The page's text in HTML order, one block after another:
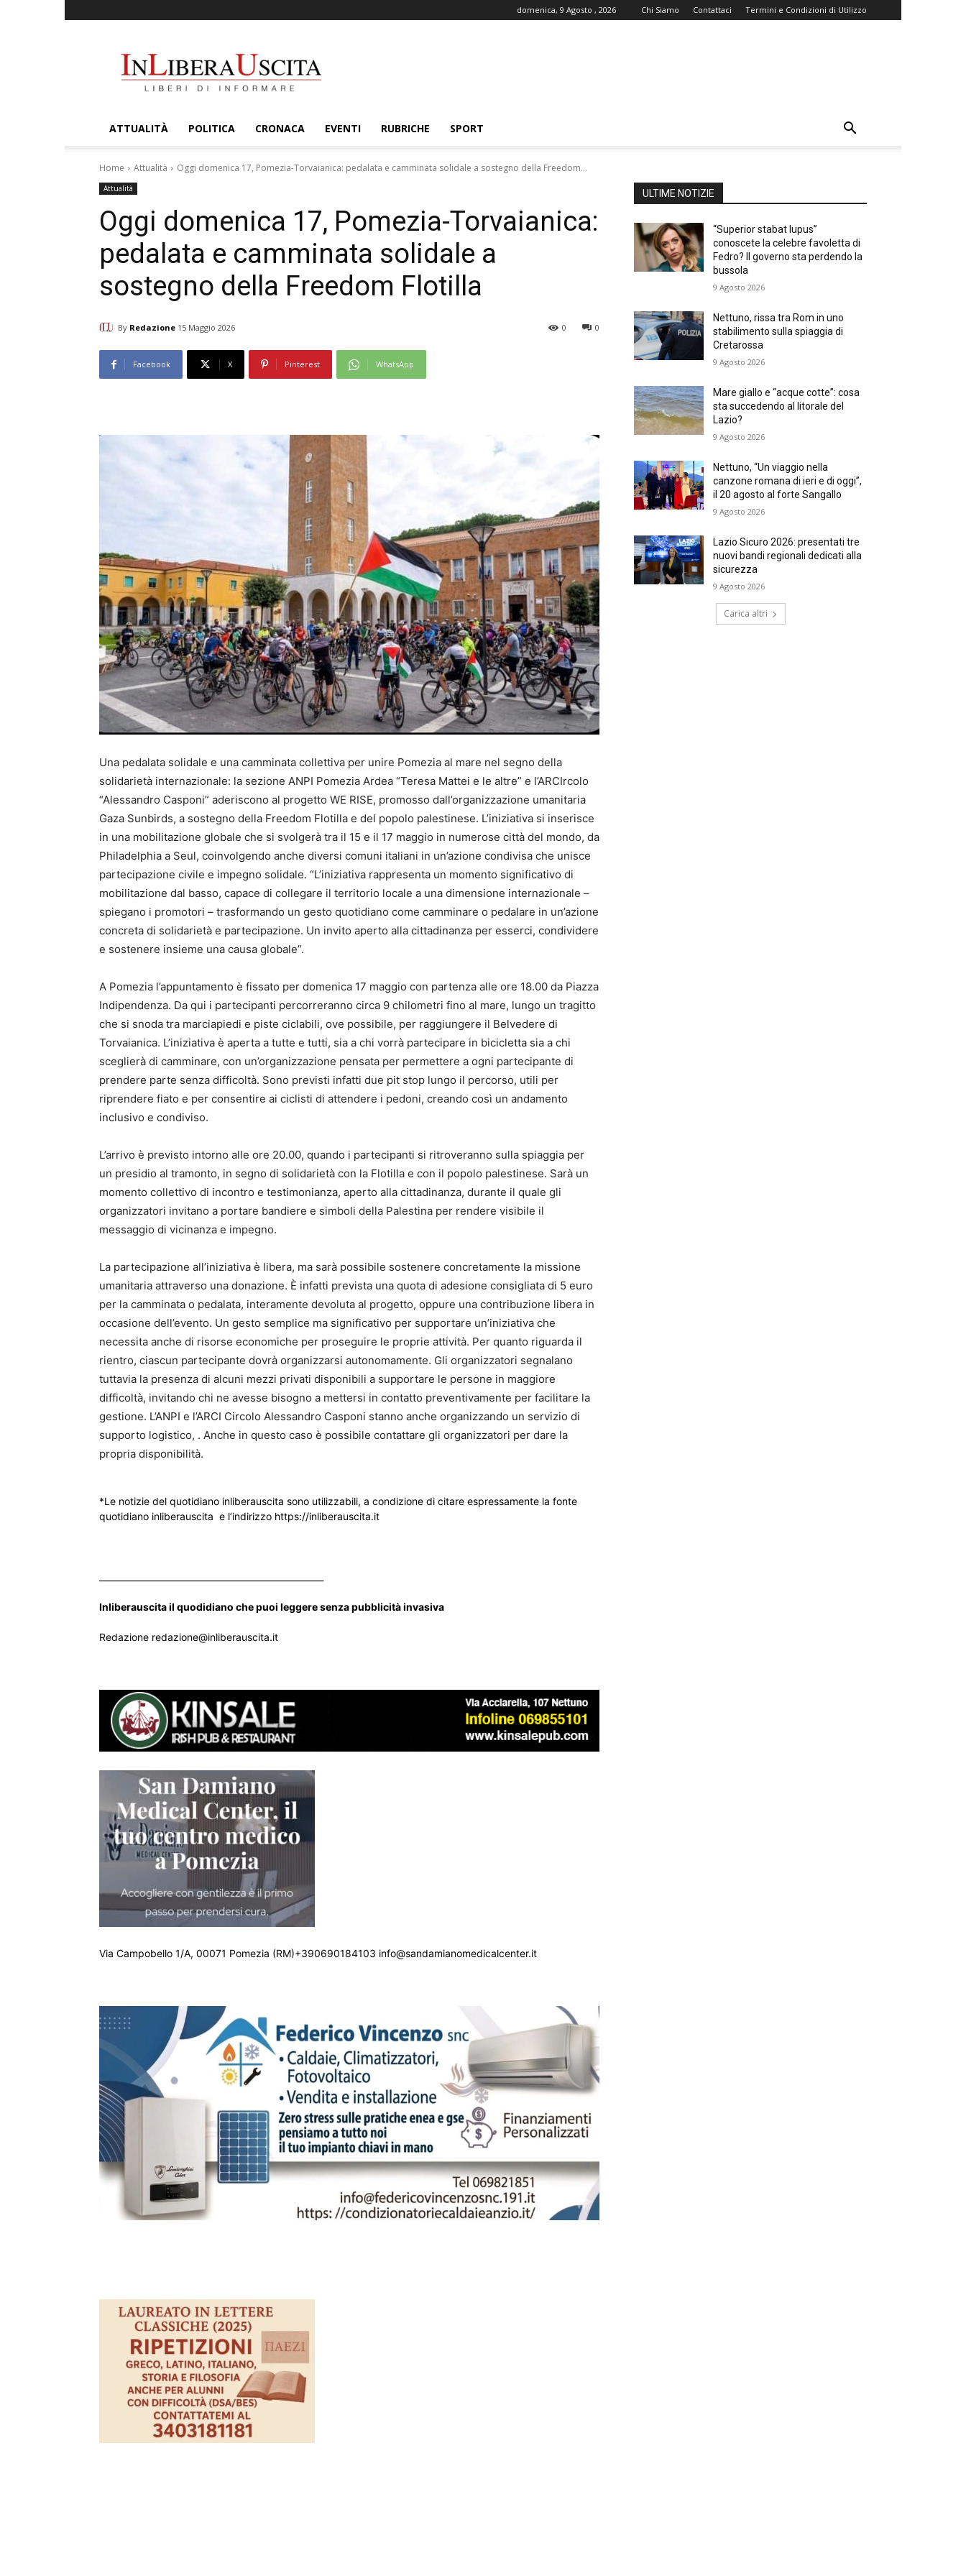
domenica, 9 Agosto , 2026 Chi Siamo Contattaci Termini e Condizioni di Utilizzo
ATTUALITÀ POLITICA CRONACA EVENTI RUBRICHE SPORT
Home Attualità Oggi domenica 17, Pomezia-Torvaianica: pedalata e camminata solidale a sostegno della Freedom...
Attualità
Oggi domenica 17, Pomezia-Torvaianica:
pedalata e camminata solidale a
sostegno della Freedom Flotilla
By Redazione 15 Maggio 2026 0
0
Facebook X Pinterest WhatsApp
Una pedalata solidale e una camminata collettiva per unire Pomezia al mare nel segno della
solidarietà internazionale: la sezione ANPI Pomezia Ardea “Teresa Mattei e le altre” e l’ARCIrcolo
“Alessandro Casponi” aderiscono al progetto WE RISE, promosso dall’organizzazione umanitaria
Gaza Sunbirds, a sostegno della Freedom Flotilla e del popolo palestinese. L’iniziativa si inserisce
in una mobilitazione globale che si svolgerà tra il 15 e il 17 maggio in numerose città del mondo, da
Philadelphia a Seul, coinvolgendo anche diversi comuni italiani in un’azione condivisa che unisce
partecipazione civile e impegno solidale. “L’iniziativa rappresenta un momento significativo di
mobilitazione dal basso, capace di collegare il territorio locale a una dimensione internazionale –
spiegano i promotori – trasformando un gesto quotidiano come camminare o pedalare in un’azione
concreta di solidarietà e partecipazione. Un invito aperto alla cittadinanza per esserci, condividere
e sostenere insieme una causa globale”.
A Pomezia l’appuntamento è fissato per domenica 17 maggio con partenza alle ore 18.00 da Piazza
Indipendenza. Da qui i partecipanti percorreranno circa 9 chilometri fino al mare, lungo un tragitto
che si snoda tra marciapiedi e piste ciclabili, ove possibile, per raggiungere il Belvedere di
Torvaianica. L’iniziativa è aperta a tutte e tutti, sia a chi vorrà partecipare in bicicletta sia a chi
sceglierà di camminare, con un’organizzazione pensata per permettere a ogni partecipante di
prendere parte senza difficoltà. Sono previsti infatti due pit stop lungo il percorso, utili per
riprendere fiato e per consentire ai ciclisti di attendere i pedoni, creando così un andamento
inclusivo e condiviso.
L’arrivo è previsto intorno alle ore 20.00, quando i partecipanti si ritroveranno sulla spiaggia per
un presidio al tramonto, in segno di solidarietà con la Flotilla e con il popolo palestinese. Sarà un
momento collettivo di incontro e testimonianza, aperto alla cittadinanza, durante il quale gli
organizzatori invitano a portare bandiere e simboli della Palestina per rendere visibile il
messaggio di vicinanza e impegno.
La partecipazione all’iniziativa è libera, ma sarà possibile sostenere concretamente la missione
umanitaria attraverso una donazione. È infatti prevista una quota di adesione consigliata di 5 euro
per la camminata o pedalata, interamente devoluta al progetto, oppure una contribuzione libera in
occasione dell’evento. Un gesto semplice ma significativo per supportare un’iniziativa che
necessita anche di risorse economiche per proseguire le proprie attività. Per quanto riguarda il
rientro, ciascun partecipante dovrà organizzarsi autonomamente. Gli organizzatori segnalano
tuttavia la presenza di alcuni mezzi privati disponibili a supportare le persone in maggiore
difficoltà, invitando chi ne avesse bisogno a mettersi in contatto preventivamente per facilitare la
gestione. L’ANPI e l’ARCI Circolo Alessandro Casponi stanno anche organizzando un servizio di
supporto logistico, . Anche in questo caso è possibile contattare gli organizzatori per dare la
propria disponibilità.
*Le notizie del quotidiano inliberauscita sono utilizzabili, a condizione di citare espressamente la fonte
quotidiano inliberauscita e l’indirizzo https://inliberauscita.it
Inliberauscita il quodidiano che puoi leggere senza pubblicità invasiva
Redazione redazione@inliberauscita.it
Via Campobello 1/A, 00071 Pomezia (RM)+390690184103 info@sandamianomedicalcenter.it
ULTIME NOTIZIE
“Superior stabat lupus”
conoscete la celebre favoletta di
Fedro? Il governo sta perdendo la
bussola
9 Agosto 2026
Nettuno, rissa tra Rom in uno
stabilimento sulla spiaggia di
Cretarossa
9 Agosto 2026
Mare giallo e “acque cotte”: cosa
sta succedendo al litorale del
Lazio?
9 Agosto 2026
Nettuno, “Un viaggio nella
canzone romana di ieri e di oggi”,
il 20 agosto al forte Sangallo
9 Agosto 2026
Lazio Sicuro 2026: presentati tre
nuovi bandi regionali dedicati alla
sicurezza
9 Agosto 2026
Carica altri